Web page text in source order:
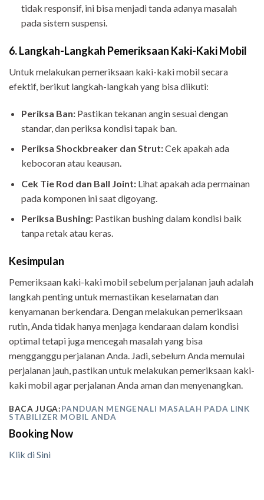
tidak responsif, ini bisa menjadi tanda adanya masalah
pada sistem suspensi.
6. Langkah-Langkah Pemeriksaan Kaki-Kaki Mobil
Untuk melakukan pemeriksaan kaki-kaki mobil secara
efektif, berikut langkah-langkah yang bisa diikuti:
Periksa Ban:Pastikan tekanan angin sesuai dengan
standar, dan periksa kondisi tapak ban.
Periksa Shockbreaker dan Strut:Cek apakah ada
kebocoran atau keausan.
Cek Tie Rod dan Ball Joint:Lihat apakah ada permainan
pada komponen ini saat digoyang.
Periksa Bushing:Pastikan bushing dalam kondisi baik
tanpa retak atau keras.
Kesimpulan
Pemeriksaan kaki-kaki mobil sebelum perjalanan jauh adalah
langkah penting untuk memastikan keselamatan dan
kenyamanan berkendara. Dengan melakukan pemeriksaan
rutin, Anda tidak hanya menjaga kendaraan dalam kondisi
optimal tetapi juga mencegah masalah yang bisa
mengganggu perjalanan Anda. Jadi, sebelum Anda memulai
perjalanan jauh, pastikan untuk melakukan pemeriksaan kaki-
kaki mobil agar perjalanan Anda aman dan menyenangkan.
BACA JUGA:PANDUAN MENGENALI MASALAH PADA LINK
STABILIZER MOBIL ANDA
Booking Now
Klik di Sini